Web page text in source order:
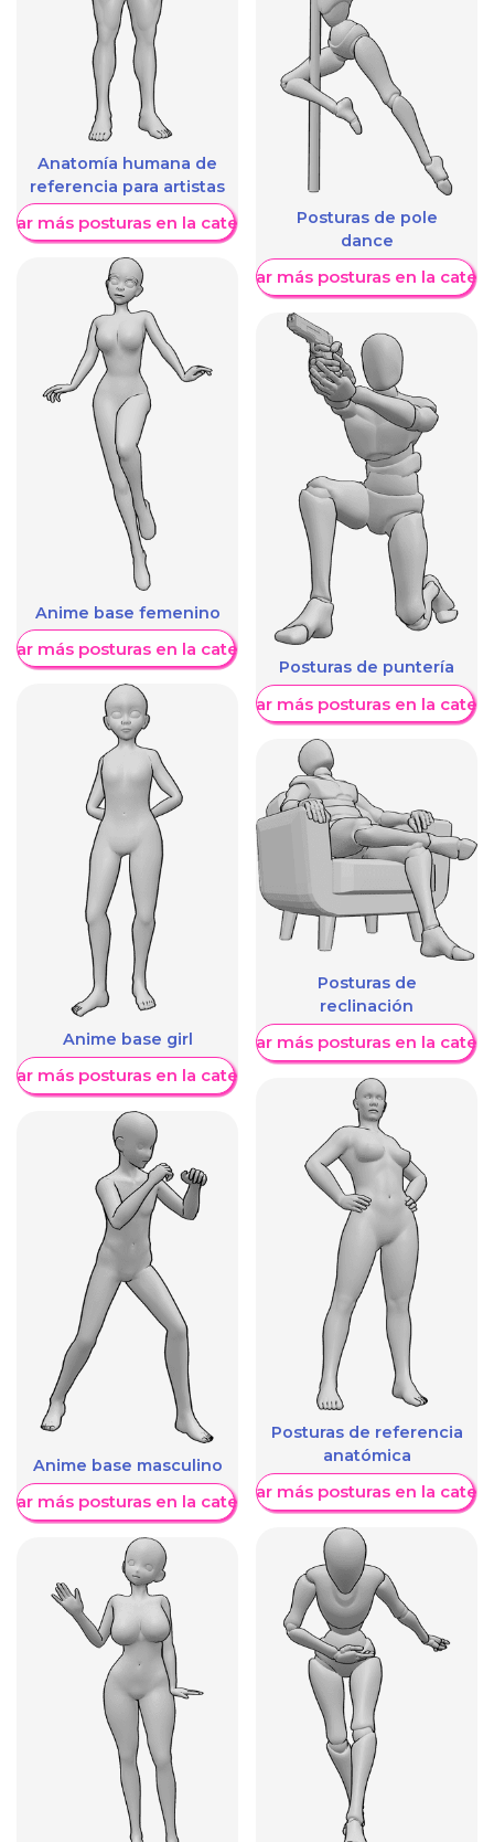
Anatomía humana de
referencia para artistas
más posturas en la categoría
Anime base femenino
más posturas en la categoría
Anime base girl
más posturas en la categoría
Anime base masculino
más posturas en la categoría
Posturas de pole
dance
Mostrar más posturas en la
Posturas de puntería
Mostrar más posturas en la
Posturas de
reclinación
Mostrar más posturas en la
Posturas de referencia
anatómica
Mostrar más posturas en la